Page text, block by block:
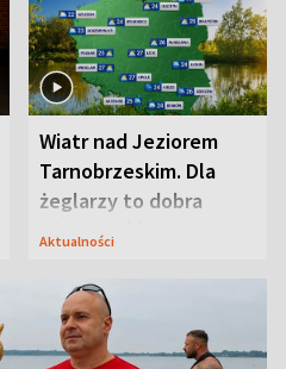
Wiatr nad Jeziorem
Tarnobrzeskim. Dla
żeglarzy to dobra
wiadomość
Aktualności